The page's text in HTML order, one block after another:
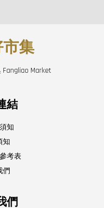
集
Market
結
知
知
考表
們
們